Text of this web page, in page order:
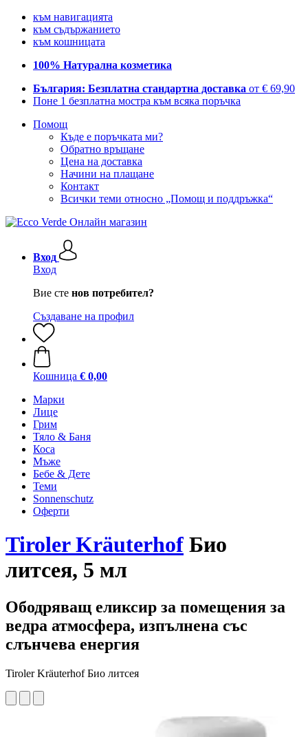
към навигацията
към съдържанието
към кошницата
100% Натурална козметика
България: Безплатна стандартна доставка от € 69,90
Поне 1 безплатна мостра към всяка поръчка
Помощ
Къде е поръчката ми?
Обратно връщане
Цена на доставка
Начини на плащане
Контакт
Всички теми относно „Помощ и поддръжка“
Вход
Вход
Вие сте нов потребител?
Създаване на профил
Кошница € 0,00
Марки
Лице
Грим
Тяло & Баня
Коса
Мъже
Бебе & Дете
Теми
Sonnenschutz
Оферти
Tiroler Kräuterhof Био
литсея, 5 мл
Ободряващ еликсир за помещения за
ведра атмосфера, изпълнена със
слънчева енергия
Tiroler Kräuterhof Био литсея